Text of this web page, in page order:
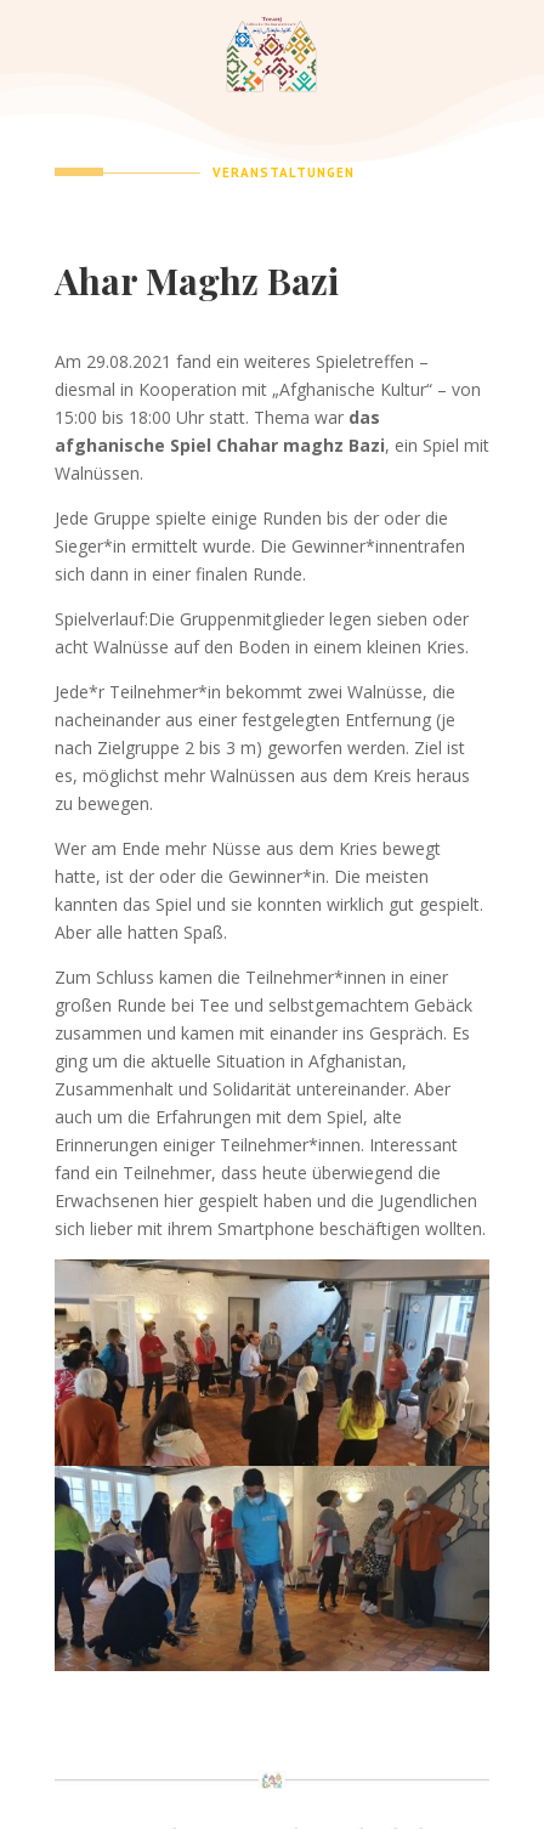
VERANSTALTUNGEN
Ahar Maghz Bazi
Am 29.08.2021 fand ein weiteres Spieletreffen –
diesmal in Kooperation mit „Afghanische Kultur“ – von
15:00 bis 18:00 Uhr statt. Thema war das
afghanische Spiel Chahar maghz Bazi, ein Spiel mit
Walnüssen.
Jede Gruppe spielte einige Runden bis der oder die
Sieger*in ermittelt wurde. Die Gewinner*innentrafen
sich dann in einer finalen Runde.
Spielverlauf:Die Gruppenmitglieder legen sieben oder
acht Walnüsse auf den Boden in einem kleinen Kries.
Jede*r Teilnehmer*in bekommt zwei Walnüsse, die
nacheinander aus einer festgelegten Entfernung (je
nach Zielgruppe 2 bis 3 m) geworfen werden. Ziel ist
es, möglichst mehr Walnüssen aus dem Kreis heraus
zu bewegen.
Wer am Ende mehr Nüsse aus dem Kries bewegt
hatte, ist der oder die Gewinner*in. Die meisten
kannten das Spiel und sie konnten wirklich gut gespielt.
Aber alle hatten Spaß.
Zum Schluss kamen die Teilnehmer*innen in einer
großen Runde bei Tee und selbstgemachtem Gebäck
zusammen und kamen mit einander ins Gespräch. Es
ging um die aktuelle Situation in Afghanistan,
Zusammenhalt und Solidarität untereinander. Aber
auch um die Erfahrungen mit dem Spiel, alte
Erinnerungen einiger Teilnehmer*innen. Interessant
fand ein Teilnehmer, dass heute überwiegend die
Erwachsenen hier gespielt haben und die Jugendlichen
sich lieber mit ihrem Smartphone beschäftigen wollten.